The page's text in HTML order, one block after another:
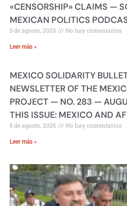
«CENSORSHIP» CLAIMS —
MEXICAN POLITICS
5 de agosto, 2026 No hay comentarios
Leer más »
MEXICO SOLIDARITY
NEWSLETTER OF THE
PROJECT — NO. 283 —
THIS ISSUE: MEXICO AND
5 de agosto, 2026 No hay comentarios
Leer más »